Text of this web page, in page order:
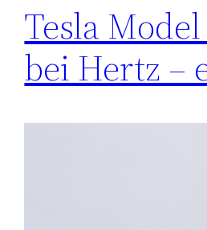
Tesla
bei Hertz –